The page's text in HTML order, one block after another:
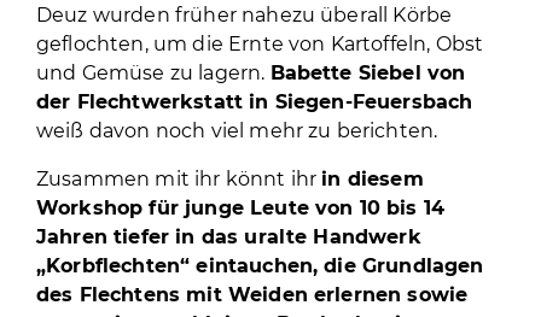
Deuz wurden früher nahezu überall Körbe
geflochten, um die Ernte von Kartoffeln, Obst
und Gemüse zu lagern. Babette Siebel von
der Flechtwerkstatt in Siegen-Feuersbach
weiß davon noch viel mehr zu berichten.
Zusammen mit ihr könnt ihr in diesem
Workshop für junge Leute von 10 bis 14
Jahren tiefer in das uralte Handwerk
„Korbflechten“ eintauchen, die Grundlagen
des Flechtens mit Weiden erlernen sowie